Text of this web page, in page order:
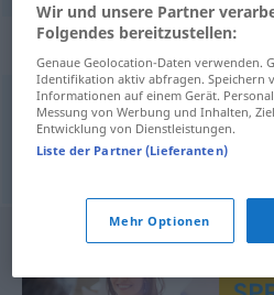
Synonyme für
Zeichnung,Entwurf,Schema,
Wir und unsere Partner
Folgendes bereitzustellen:
Genaue Geolocation-Daten verwenden.
Identifikation aktiv abfragen.
Informationen auf einem Gerät.
Messung von Werbung und Inhalten,
Entwicklung von Dienstleistungen.
Liste der Partner (Lieferanten)
Mehr Optionen